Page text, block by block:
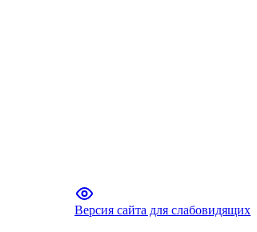
Версия сайта для слабовидящих